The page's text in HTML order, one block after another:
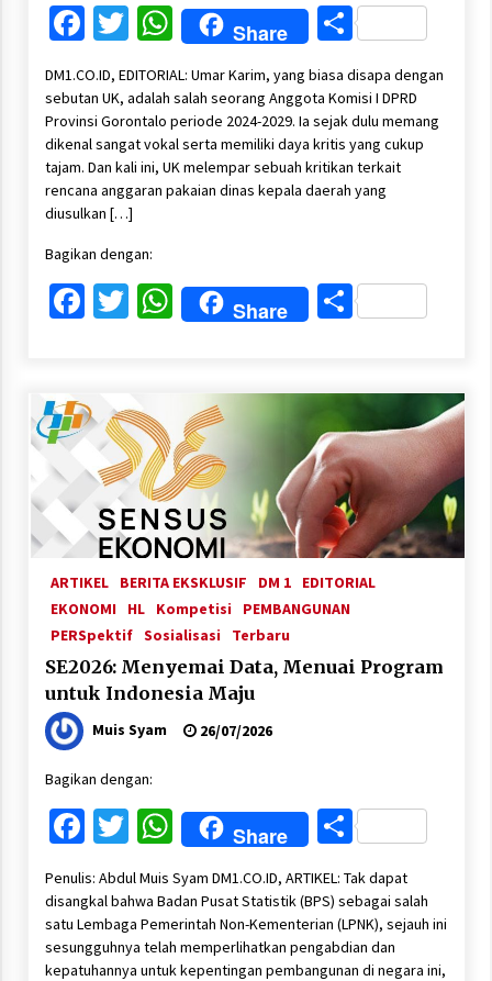
Facebook
Twitter
WhatsApp
Share Share
DM1.CO.ID, EDITORIAL: Umar Karim, yang biasa disapa dengan
sebutan UK, adalah salah seorang Anggota Komisi I DPRD
Provinsi Gorontalo periode 2024-2029. Ia sejak dulu memang
dikenal sangat vokal serta memiliki daya kritis yang cukup
tajam. Dan kali ini, UK melempar sebuah kritikan terkait
rencana anggaran pakaian dinas kepala daerah yang
diusulkan […]
Bagikan dengan:
Facebook
Twitter
WhatsApp
Share Share
ARTIKEL BERITA EKSKLUSIF DM 1
EDITORIAL
EKONOMI
HL Kompetisi
PEMBANGUNAN
PERSpektif Sosialisasi Terbaru
SE2026: Menyemai Data, Menuai Program
untuk Indonesia Maju
Muis Syam 26/07/2026
Bagikan dengan:
Facebook
Twitter
WhatsApp
Share Share
Penulis: Abdul Muis Syam DM1.CO.ID, ARTIKEL: Tak dapat
disangkal bahwa Badan Pusat Statistik (BPS) sebagai salah
satu Lembaga Pemerintah Non-Kementerian (LPNK), sejauh ini
sesungguhnya telah memperlihatkan pengabdian dan
kepatuhannya untuk kepentingan pembangunan di negara ini,